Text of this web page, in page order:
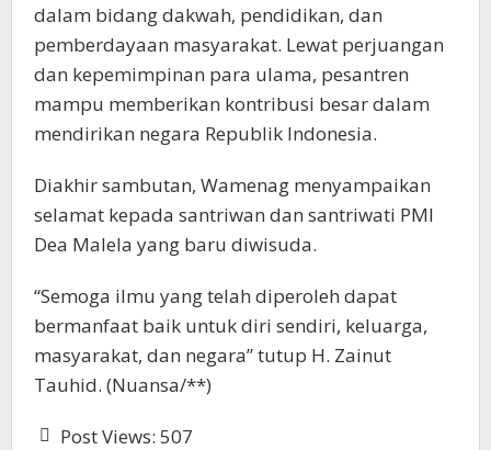
dalam bidang dakwah, pendidikan, dan
pemberdayaan masyarakat. Lewat perjuangan
dan kepemimpinan para ulama, pesantren
mampu memberikan kontribusi besar dalam
mendirikan negara Republik Indonesia.
Diakhir sambutan, Wamenag menyampaikan
selamat kepada santriwan dan santriwati PMI
Dea Malela yang baru diwisuda.
“Semoga ilmu yang telah diperoleh dapat
bermanfaat baik untuk diri sendiri, keluarga,
masyarakat, dan negara” tutup H. Zainut
Tauhid. (Nuansa/**)
Post Views: 507